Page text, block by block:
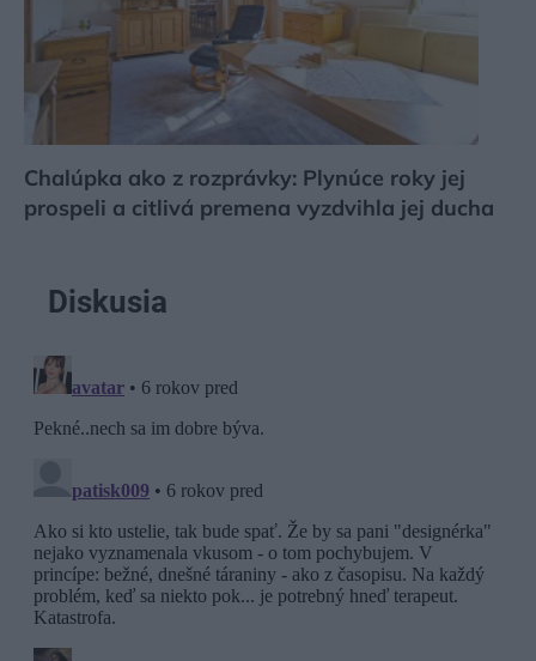
Chalúpka ako z rozprávky: Plynúce roky jej
prospeli a citlivá premena vyzdvihla jej ducha
Diskusia